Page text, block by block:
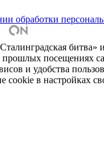
обработки
битва»
посещениях
и удобства
cookie в настройках